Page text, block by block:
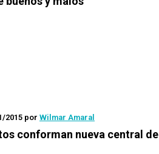
2015 por Wilmar Amaral
conforman nueva central de